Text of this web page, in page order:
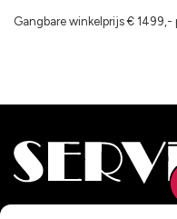
Gangbare winkelprijs € 1499,-